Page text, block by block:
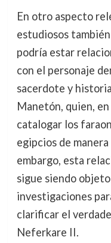
En otro aspecto
estudiosos
podría estar
con el personaje
sacerdote y
Manetón, quien,
catalogar los
egipcios de
embargo, esta
sigue siendo
investigaciones
clarificar el
Neferkare II.